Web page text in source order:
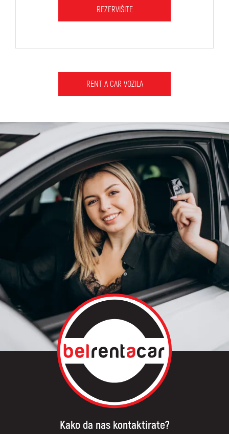
REZERVIŠITE
RENT A CAR VOZILA
Kako da nas kontaktirate?